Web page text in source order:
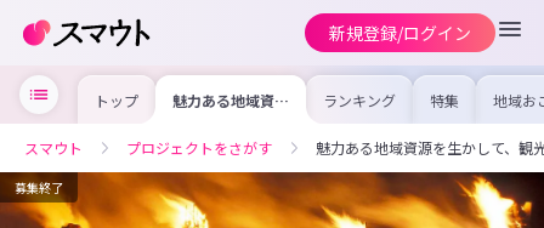
新規登録/ログイン
トップ 魅力ある地域資源
を生かして、観光
組んでみません
か？
ランキング 特集 地域お
の求
を集め
事内容
を比較
合った
けよう
スマウト プロジェクトをさがす 魅力ある地域資源を生かして、観
募集終了